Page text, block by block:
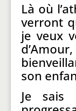
Là où
verront
je veux
son
Je sais